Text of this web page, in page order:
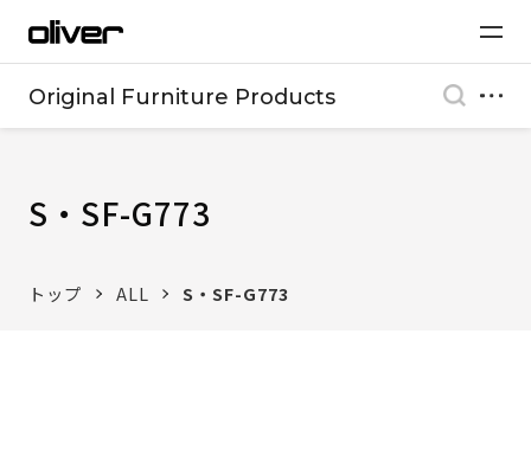
Original Furniture Products
S・SF-G773
トップ ALL S・SF-G773